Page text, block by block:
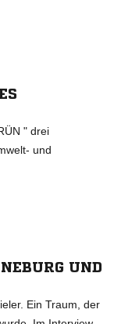
" drei
und
UND
Ein Traum, der